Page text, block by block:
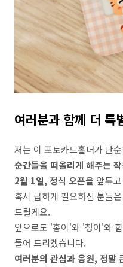
여러분과 함께 더 특
저는 이 포토카드홀더가 단
순간들을 떠올리게 해주는
2월 1일, 정식 오픈을 앞두
혹시 급하게 필요하신 분들은
드릴게요.
앞으로도 '홍이'와 '청이'와
들어 드리겠습니다.
여러분의 관심과 응원, 정말